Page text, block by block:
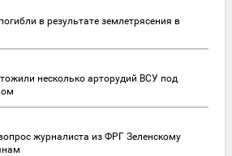
в результате землетрясения в
несколько арторудий ВСУ под
журналиста из ФРГ Зеленскому